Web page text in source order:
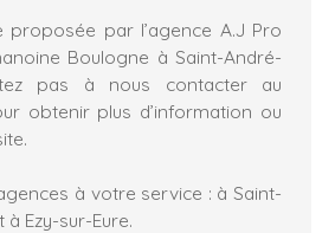
proposée par l’agence A.J Pro
Boulogne à Saint-André-
pas à nous contacter au
obtenir plus d’information ou
à votre service : à Saint-
à Ezy-sur-Eure.